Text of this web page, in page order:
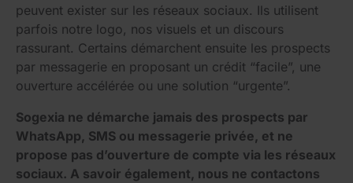
peuvent exister sur les réseaux sociaux. Ils utilisent
parfois notre logo, nos visuels et un discours
rassurant. Certains démarchent ensuite les prospects
par messagerie en proposant un crédit “facile”, une
ouverture accélérée ou une solution “urgente”.
Sogexia ne démarche jamais des prospects par
WhatsApp, SMS ou messagerie privée, et ne
propose pas d’ouverture de compte via les réseaux
sociaux. A savoir également, nous ne contactons